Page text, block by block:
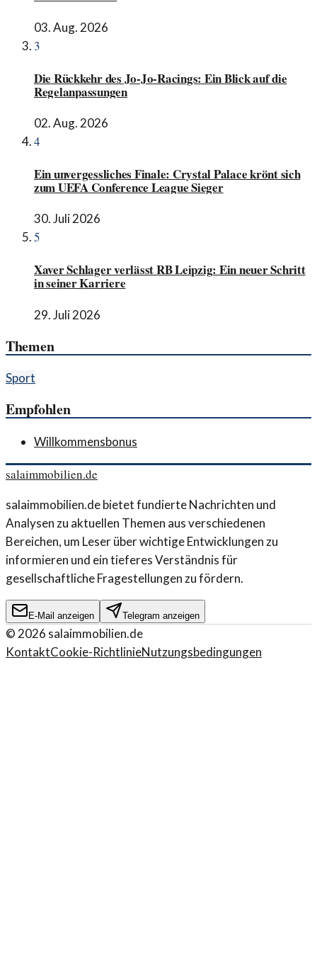
03. Aug. 2026
3
Die Rückkehr des Jo-Jo-Racings: Ein Blick auf die
Regelanpassungen
02. Aug. 2026
4
Ein unvergessliches Finale: Crystal Palace krönt sich
zum UEFA Conference League Sieger
30. Juli 2026
5
Xaver Schlager verlässt RB Leipzig: Ein neuer Schritt
in seiner Karriere
29. Juli 2026
Themen
Sport
Empfohlen
Willkommensbonus
salaimmobilien.de
salaimmobilien.de bietet fundierte Nachrichten und
Analysen zu aktuellen Themen aus verschiedenen
Bereichen, um Leser über wichtige Entwicklungen zu
informieren und ein tieferes Verständnis für
gesellschaftliche Fragestellungen zu fördern.
E-Mail anzeigen Telegram anzeigen
© 2026 salaimmobilien.de
KontaktCookie-RichtlinieNutzungsbedingungen